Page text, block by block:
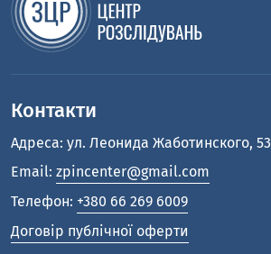
Контакти
Адреса: ул. Леонида Жаботинского, 53
Email: zpincenter@gmail.com
Телефон: +380 66 269 6009
Договір публічної оферти